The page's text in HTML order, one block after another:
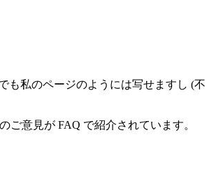
も私のページのようには写せますし (不
意見が FAQ で紹介されています。